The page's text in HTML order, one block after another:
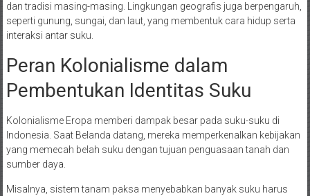
dan tradisi masing-masing. Lingkungan geografis juga berpengaruh,
seperti gunung, sungai, dan laut, yang membentuk cara hidup serta
interaksi antar suku.
Peran Kolonialisme dalam
Pembentukan Identitas Suku
Kolonialisme Eropa memberi dampak besar pada suku-suku di
Indonesia. Saat Belanda datang, mereka memperkenalkan kebijakan
yang memecah belah suku dengan tujuan penguasaan tanah dan
sumber daya.
Misalnya, sistem tanam paksa menyebabkan banyak suku harus